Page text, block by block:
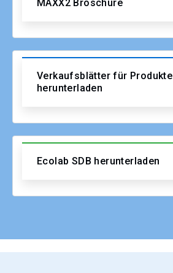
MAXX2 Broschüre
Verkaufsblätter für Produkte
herunterladen
Ecolab SDB herunterladen